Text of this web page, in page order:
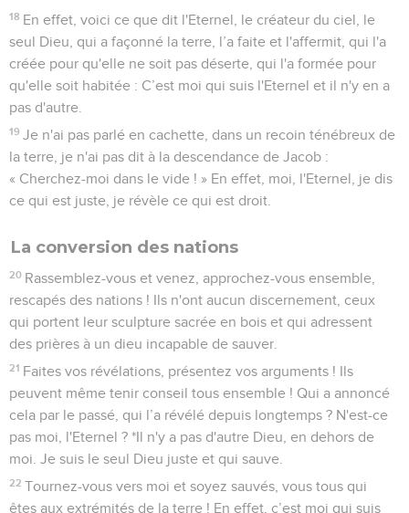
18 En effet, voici ce que dit l'Eternel, le créateur du ciel, le
seul Dieu, qui a façonné la terre, l’a faite et l'affermit, qui l'a
créée pour qu'elle ne soit pas déserte, qui l'a formée pour
qu'elle soit habitée : C’est moi qui suis l'Eternel et il n'y en a
pas d'autre.
19 Je n'ai pas parlé en cachette, dans un recoin ténébreux de
la terre, je n'ai pas dit à la descendance de Jacob :
« Cherchez-moi dans le vide ! » En effet, moi, l'Eternel, je dis
ce qui est juste, je révèle ce qui est droit.
La conversion des nations
20 Rassemblez-vous et venez, approchez-vous ensemble,
rescapés des nations ! Ils n'ont aucun discernement, ceux
qui portent leur sculpture sacrée en bois et qui adressent
des prières à un dieu incapable de sauver.
21 Faites vos révélations, présentez vos arguments ! Ils
peuvent même tenir conseil tous ensemble ! Qui a annoncé
cela par le passé, qui l’a révélé depuis longtemps ? N'est-ce
pas moi, l'Eternel ? *Il n'y a pas d'autre Dieu, en dehors de
moi. Je suis le seul Dieu juste et qui sauve.
22 Tournez-vous vers moi et soyez sauvés, vous tous qui
êtes aux extrémités de la terre ! En effet, c’est moi qui suis